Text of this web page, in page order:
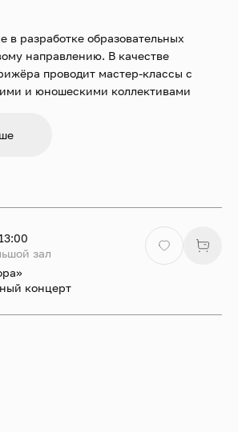
в разработке образовательных
направлению. В качестве
проводит мастер-классы с
и юношескими коллективами
хоровых
зал
концерт